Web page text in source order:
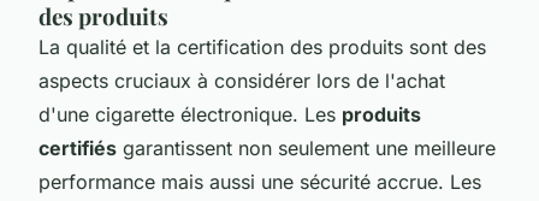
des produits
La qualité et la certification des produits sont des
aspects cruciaux à considérer lors de l'achat
d'une cigarette électronique. Les produits
certifiés garantissent non seulement une meilleure
performance mais aussi une sécurité accrue. Les